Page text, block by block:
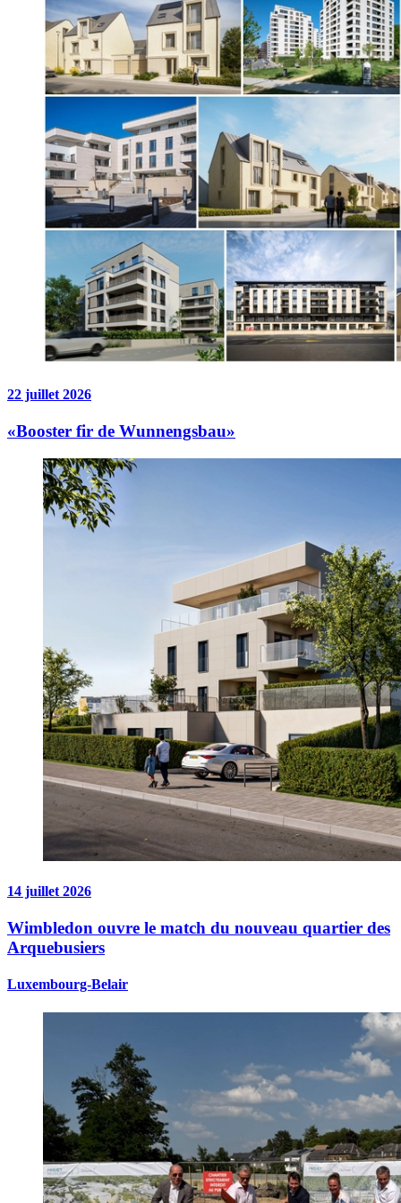
22 juillet 2026
«Booster fir de Wunnengsbau»
14 juillet 2026
Wimbledon ouvre le match du nouveau quartier des
Arquebusiers
Luxembourg-Belair